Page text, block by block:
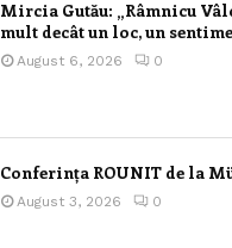
Mircia Gutău: „Râmnicu
mult decât un loc, un
August 6, 2026 0
Conferința ROUNIT de la
August 3, 2026 0